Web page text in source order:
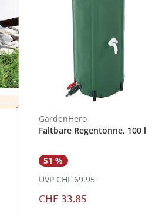
GardenHero
Faltbare Regentonne, 100 l
51 %
CHF 33.85
UVP CHF 69.95